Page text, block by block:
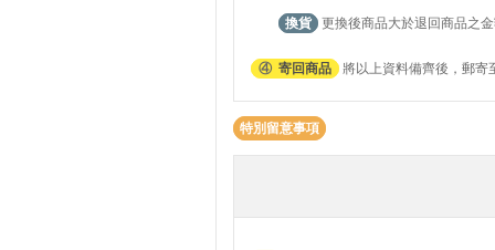
換貨 更換後商品大於退回商品之
④ 寄回商品 將以上資料備齊後，郵寄
特別留意事項